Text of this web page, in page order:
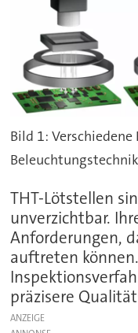
Bild 1: Verschiedene
THT-Lötstellen
unverzichtbar.
Anforderungen,
auftreten
präzisere
ANZEIGE